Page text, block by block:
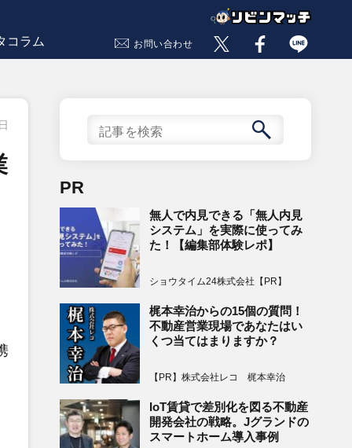
コラム お問い合わせ
PR
無人で内見できる「無人内見
システム」を実際に使ってみ
た！【編集部体験レポ】
ショウタイム24株式会社【PR】
梶本幸治からの15個の質問！
不動産営業現場であなたはい
くつ当てはまりますか？
【PR】株式会社レコ 梶本幸治
IoT賃貸で差別化を図る不動産
開発会社の戦略。Jグランドの
スマートホーム導入事例